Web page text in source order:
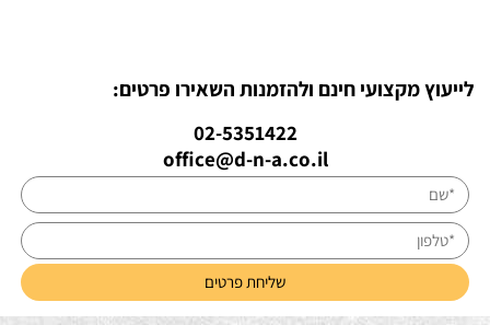
לייעוץ מקצועי חינם ולהזמנות השאירו פרטים:
02-5351422
office@d-n-a.co.il